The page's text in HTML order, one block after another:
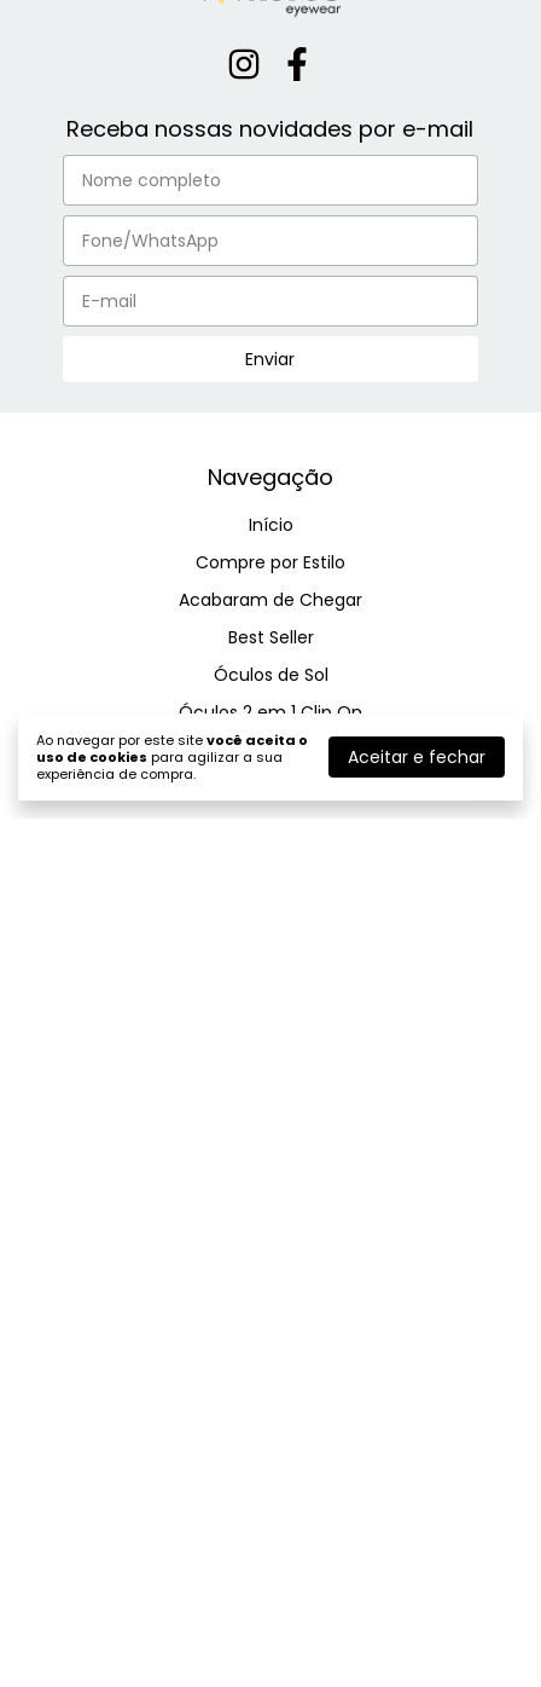
Ao navegar por este sitevocê aceita o
uso de cookies para agilizar a sua
experiência de compra.
Aceitar e fechar
Receba nossas novidades por e-mail
Navegação
Início
Compre por Estilo
Acabaram de Chegar
Best Seller
Óculos de Sol
Óculos 2 em 1 Clip On
Promoção do Mês